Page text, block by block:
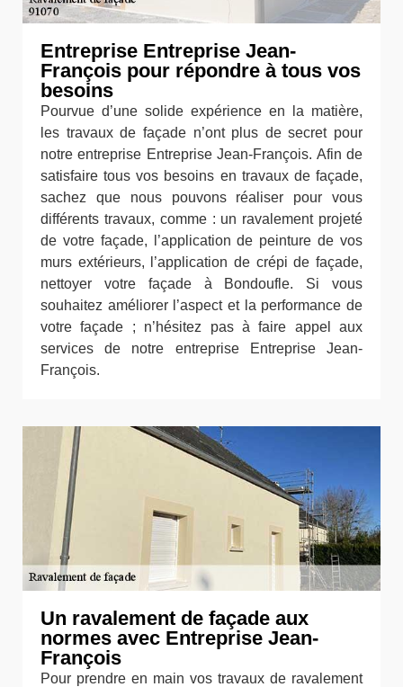
Entreprise Entreprise Jean-
François pour répondre à tous vos
besoins
Pourvue d’une solide expérience en la matière,
les travaux de façade n’ont plus de secret pour
notre entreprise Entreprise Jean-François. Afin de
satisfaire tous vos besoins en travaux de façade,
sachez que nous pouvons réaliser pour vous
différents travaux, comme : un ravalement projeté
de votre façade, l’application de peinture de vos
murs extérieurs, l’application de crépi de façade,
nettoyer votre façade à Bondoufle. Si vous
souhaitez améliorer l’aspect et la performance de
votre façade ; n’hésitez pas à faire appel aux
services de notre entreprise Entreprise Jean-
François.
Un ravalement de façade aux
normes avec Entreprise Jean-
François
Pour prendre en main vos travaux de ravalement